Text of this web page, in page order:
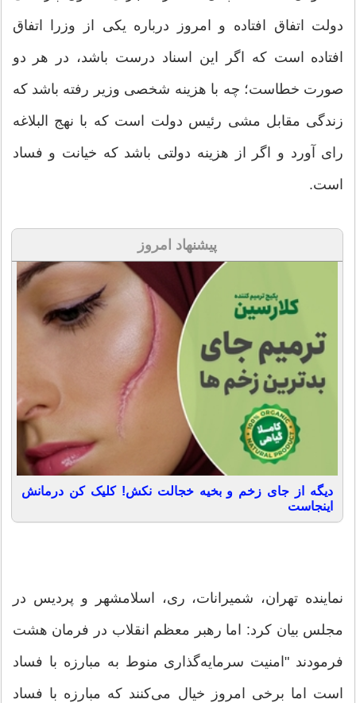
دولت اتفاق افتاده و امروز درباره یکی از وزرا اتفاق
افتاده است که اگر این اسناد درست باشد، در هر دو
صورت خطاست؛ چه با هزینه شخصی وزیر رفته باشد که
زندگی مقابل مشی رئیس دولت است که با نهج البلاغه
رای آورد و اگر از هزینه دولتی باشد که خیانت و فساد
است.
پیشنهاد امروز
دیگه از جای زخم و بخیه خجالت نکش! کلیک کن درمانش
اینجاست
نماینده تهران، شمیرانات، ری، اسلامشهر و پردیس در
مجلس بیان کرد: اما رهبر معظم انقلاب در فرمان هشت
فرمودند "امنیت سرمایه‌گذاری منوط به مبارزه با فساد
است اما برخی امروز خیال می‌کنند که مبارزه با فساد